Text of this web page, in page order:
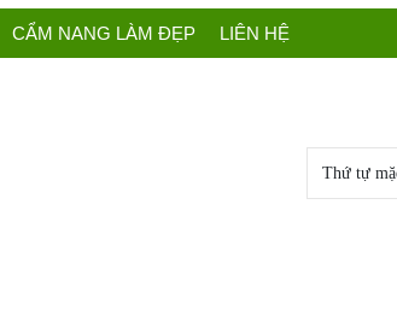
CẨM NANG LÀM ĐẸP LIÊN HỆ